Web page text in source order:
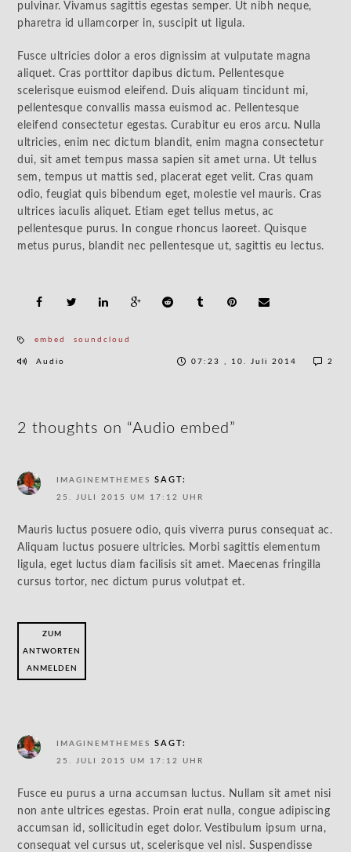
pulvinar. Vivamus sagittis egestas semper. Ut nibh neque,
pharetra id ullamcorper in, suscipit ut ligula.
Fusce ultricies dolor a eros dignissim at vulputate magna
aliquet. Cras porttitor dapibus dictum. Pellentesque
scelerisque euismod eleifend. Duis aliquam tincidunt mi,
pellentesque convallis massa euismod ac. Pellentesque
eleifend consectetur egestas. Curabitur eu eros arcu. Nulla
ultricies, enim nec dictum blandit, enim magna consectetur
dui, sit amet tempus massa sapien sit amet urna. Ut tellus
sem, tempus ut mattis sed, placerat eget velit. Cras quam
odio, feugiat quis bibendum eget, molestie vel mauris. Cras
ultrices iaculis aliquet. Etiam eget tellus metus, ac
pellentesque purus. In congue rhoncus laoreet. Quisque
metus purus, blandit nec pellentesque ut, sagittis eu lectus.
embed soundcloud
Audio 07:23 , 10. Juli 2014 2
2 thoughts on “Audio embed”
IMAGINEMTHEMES SAGT:
25. JULI 2015 UM 17:12 UHR
Mauris luctus posuere odio, quis viverra purus consequat ac.
Aliquam luctus posuere ultricies. Morbi sagittis elementum
ligula, eget luctus diam facilisis sit amet. Maecenas fringilla
cursus tortor, nec dictum purus volutpat et.
ZUM
ANTWORTEN
ANMELDEN
IMAGINEMTHEMES SAGT:
25. JULI 2015 UM 17:12 UHR
Fusce eu purus a urna accumsan luctus. Nullam sit amet nisi
non ante ultrices egestas. Proin erat nulla, congue adipiscing
accumsan id, sollicitudin eget dolor. Vestibulum ipsum urna,
consequat vel cursus ut, scelerisque vel nisl. Suspendisse